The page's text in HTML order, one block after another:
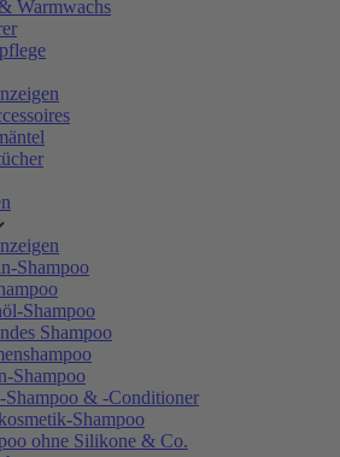
Warmwachs
Shampoo
Shampoo
Shampoo
Shampoo
Shampoo & -Conditioner
Shampoo
ohne Silikone & Co.